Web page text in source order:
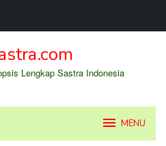
Lengkap Sastra Indonesia
MENU